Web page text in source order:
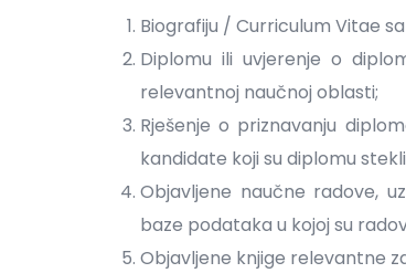
Biografiju / Curriculum Vitae
Diplomu ili uvjerenje o
relevantnoj naučnoj oblasti;
Rješenje o priznavanju
kandidate koji su diplomu
Objavljene naučne radove,
baze podataka u kojoj su
Objavljene knjige relevantne